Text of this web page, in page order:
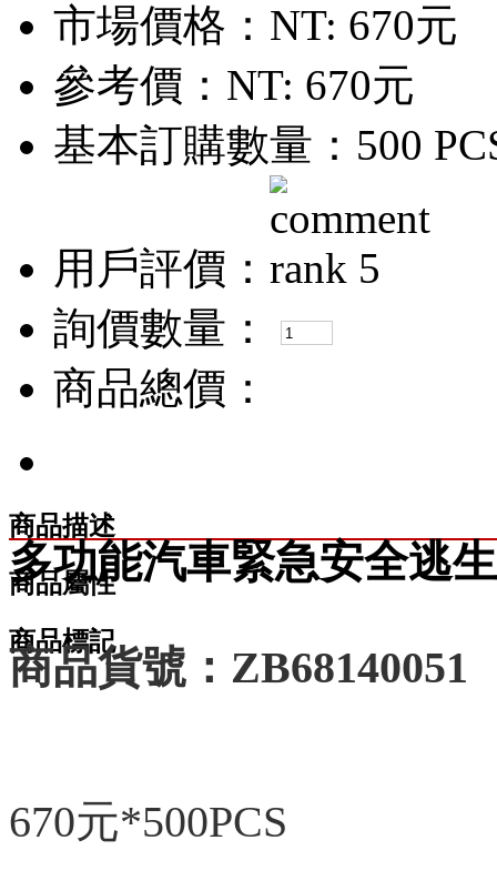
市場價格： NT: 670元
參考價： NT: 670元
基本訂購數量：500
用戶評價：
詢價數量：
商品總價：
商品描述
商品屬性
商品標記
多功能汽車緊急安全逃
商品貨號：ZB68140051
670元*500PCS